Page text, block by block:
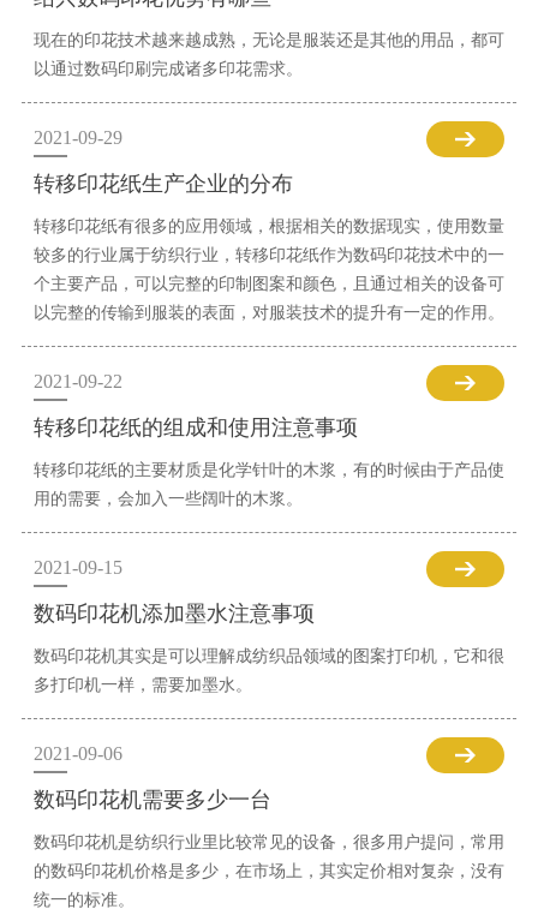
现在的印花技术越来越成熟，无论是服装还是其他的用品，都可
以通过数码印刷完成诸多印花需求。
2021-09-29
转移印花纸生产企业的分布
转移印花纸有很多的应用领域，根据相关的数据现实，使用数量
较多的行业属于纺织行业，转移印花纸作为数码印花技术中的一
个主要产品，可以完整的印制图案和颜色，且通过相关的设备可
以完整的传输到服装的表面，对服装技术的提升有一定的作用。
2021-09-22
转移印花纸的组成和使用注意事项
转移印花纸的主要材质是化学针叶的木浆，有的时候由于产品使
用的需要，会加入一些阔叶的木浆。
2021-09-15
数码印花机添加墨水注意事项
数码印花机其实是可以理解成纺织品领域的图案打印机，它和很
多打印机一样，需要加墨水。
2021-09-06
数码印花机需要多少一台
数码印花机是纺织行业里比较常见的设备，很多用户提问，常用
的数码印花机价格是多少，在市场上，其实定价相对复杂，没有
统一的标准。